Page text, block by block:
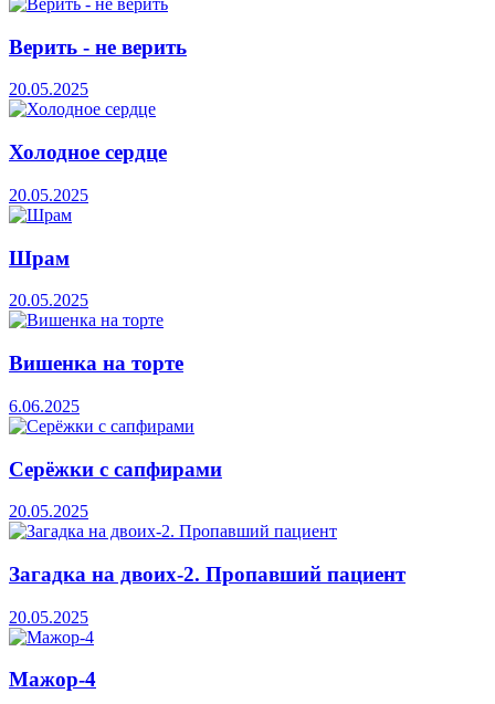
Верить - не верить
20.05.2025
Холодное сердце
20.05.2025
Шрам
20.05.2025
Вишенка на торте
6.06.2025
Серёжки с сапфирами
20.05.2025
Загадка на двоих-2. Пропавший пациент
20.05.2025
Мажор-4